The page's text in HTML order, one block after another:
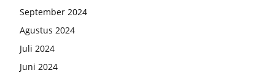
September 2024
Agustus 2024
Juli 2024
Juni 2024